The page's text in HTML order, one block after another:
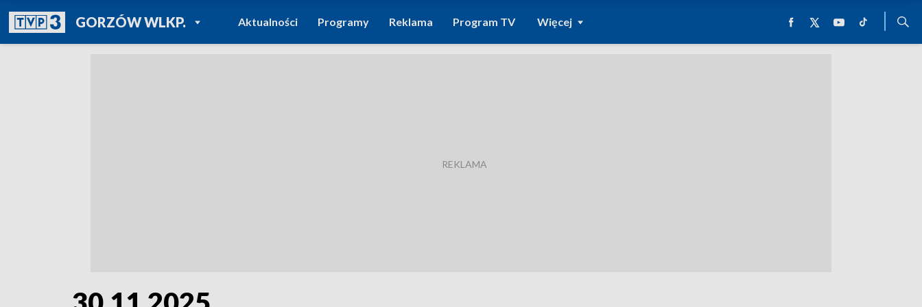
GORZÓW WLKP.POWRÓT DO
TVP REGIONY
Aktualności Programy Reklama Program TV Więcej